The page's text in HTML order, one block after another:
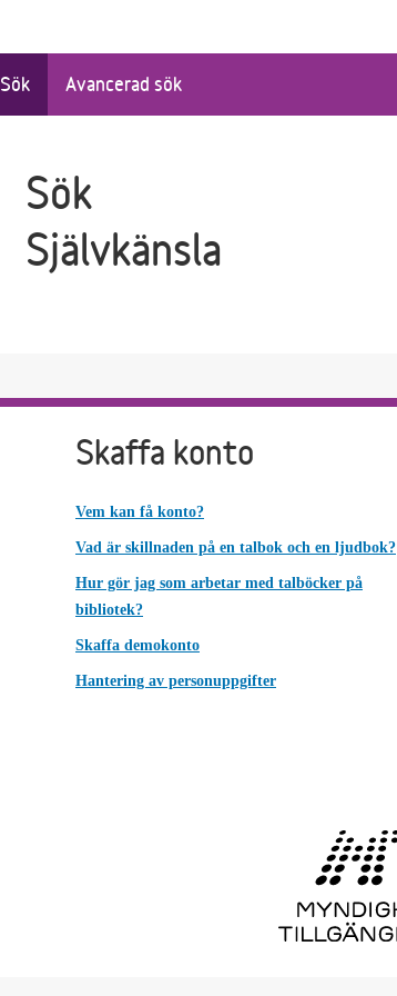
Sök Avancerad sök
Sök
Självkänsla
Skaffa konto
Vem kan få konto?
Vad är skillnaden på en talbok och en ljudbok?
Hur gör jag som arbetar med talböcker på
bibliotek?
Skaffa demokonto
Hantering av personuppgifter